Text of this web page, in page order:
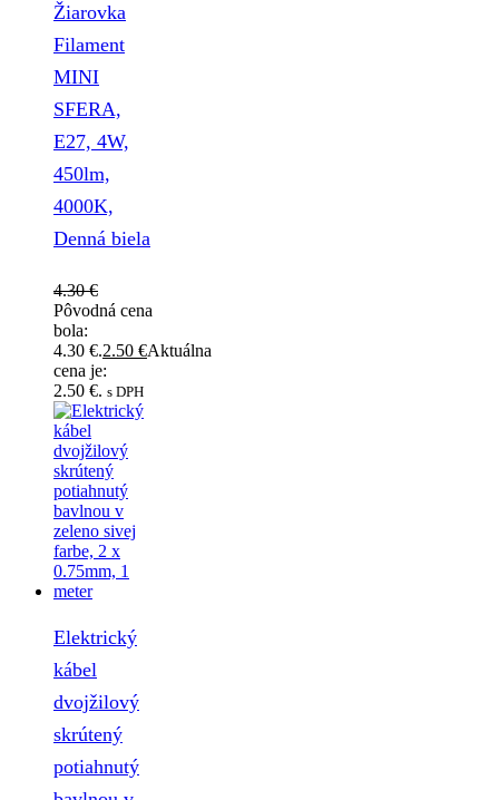
Žiarovka
Filament
MINI
SFERA,
E27, 4W,
450lm,
4000K,
Denná biela
4.30€
Pôvodná cena
bola:
4.30 €.2.50 €Aktuálna
cena je:
2.50 €. s DPH
Elektrický
kábel
dvojžilový
skrútený
potiahnutý